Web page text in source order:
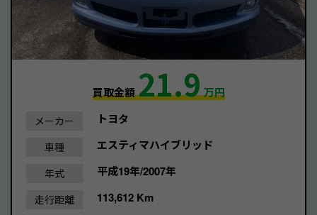
買取金額21.9万円
メーカー トヨタ
車種 エスティマハイブリッド
年式 平成19年/2007年
走行距離 113,612 Km